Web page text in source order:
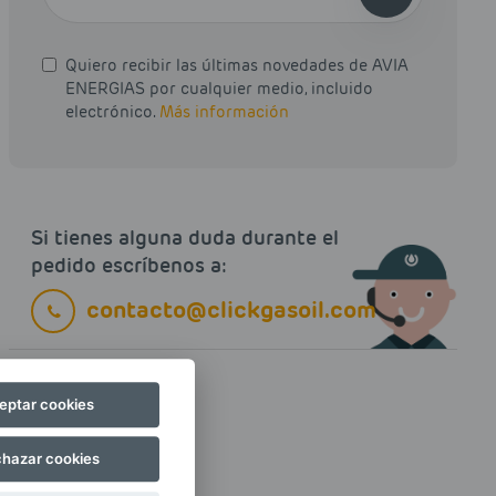
Quiero recibir las últimas novedades de AVIA
ENERGIAS por cualquier medio, incluido
electrónico. Más información
Si tienes alguna duda durante el
pedido escríbenos a:
contacto@clickgasoil.com
cookies
cookies